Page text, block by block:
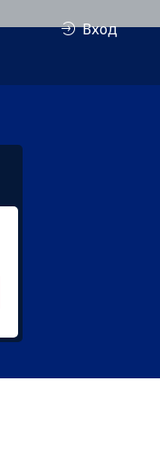
Вход